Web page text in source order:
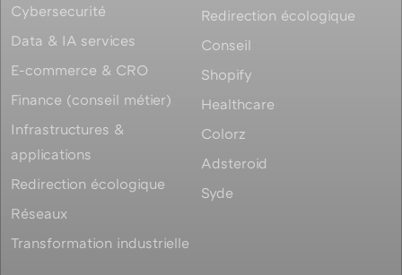
Cybersecurité
Data & IA services
E-commerce & CRO
Finance (conseil métier)
Infrastructures &
applications
Redirection écologique
Réseaux
Transformation industrielle
Redirection écologique
Conseil
Shopify
Healthcare
Colorz
Adsteroid
Syde